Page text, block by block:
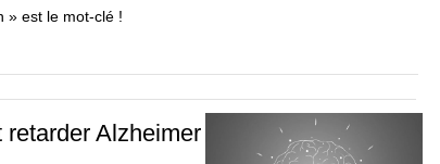
» est le mot-clé !
Alzheimer